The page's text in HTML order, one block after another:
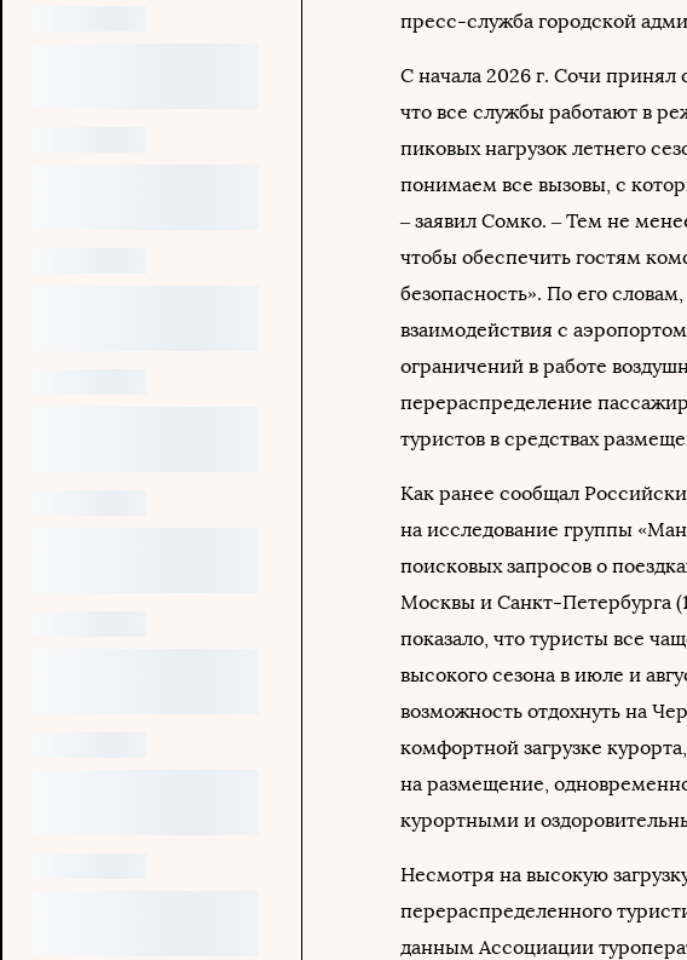
пресс-служба городской
С начала 2026 г. Сочи принял
что все службы работают в
пиковых нагрузок летнего
понимаем все вызовы, с
– заявил Сомко. – Тем не
чтобы обеспечить гостям
безопасность». По его
взаимодействия с
ограничений в работе
перераспределение
туристов в средствах
Как ранее сообщал
на исследование группы
поисковых запросов о
Москвы и Санкт-Петербурга
показало, что туристы все
высокого сезона в июле и
возможность отдохнуть на
комфортной загрузке
на размещение,
курортными и
Несмотря на высокую
перераспределенного
данным Ассоциации